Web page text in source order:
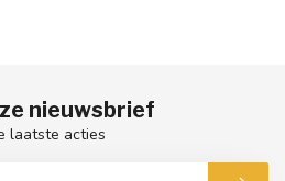
nieuwsbrief
laatste acties